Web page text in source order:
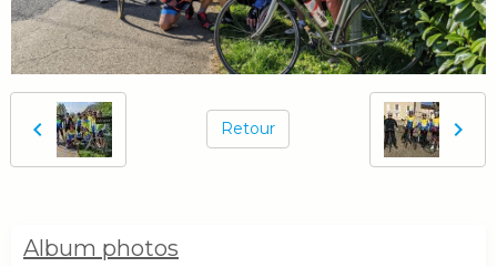
Retour
Album photos